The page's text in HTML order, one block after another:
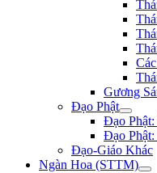
Gương
Đạo Phật
Đạo
Đạo
Đạo-Giáo Khác
Ngàn Hoa (STTM)